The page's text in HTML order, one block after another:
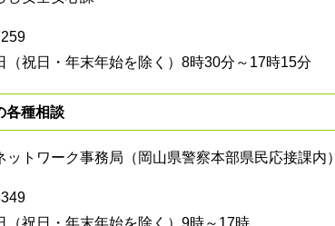
祝日・年末年始を除く）8時30分～17時15分
各種相談
トワーク事務局（岡山県警察本部県民応接課内）
祝日・年末年始を除く）9時～17時